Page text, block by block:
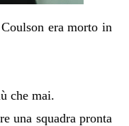
era morto in
che mai.
una squadra pronta